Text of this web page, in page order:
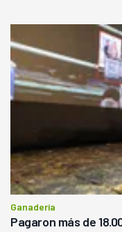
Ganadería
Pagaron más de